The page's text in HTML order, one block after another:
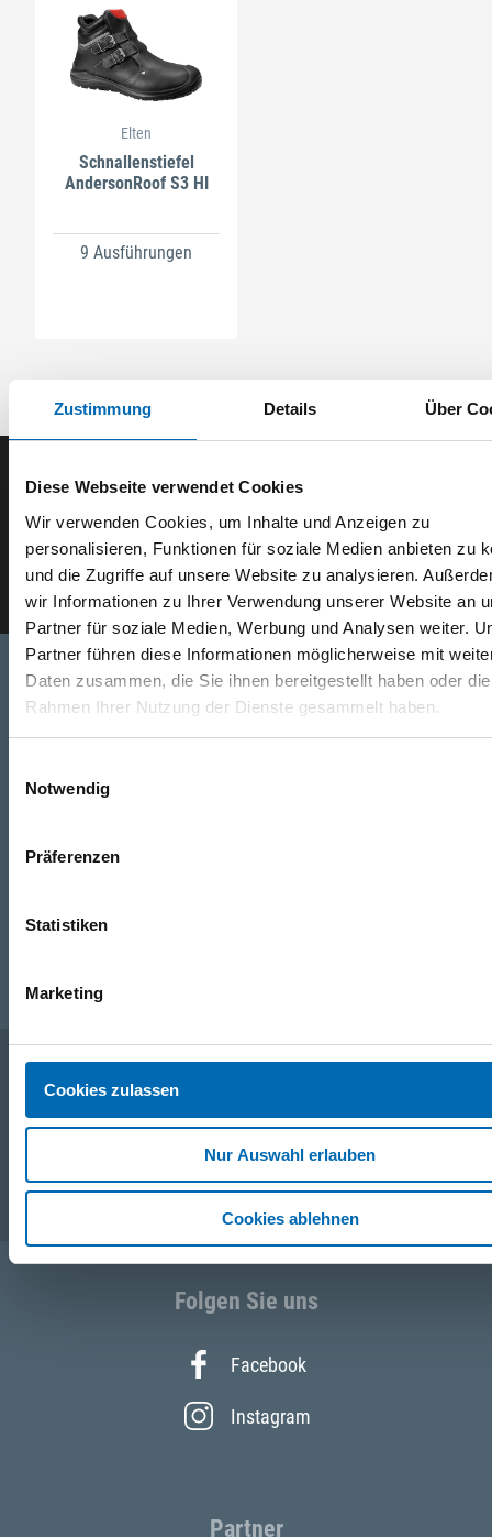
Zustimmung Details Über
Diese Webseite verwendet Cookies
Wir verwenden Cookies, um Inhalte und Anzeigen zu
personalisieren, Funktionen für soziale Medien anbieten zu
und die Zugriffe auf unsere Website zu analysieren.
wir Informationen zu Ihrer Verwendung unserer Website an
Partner für soziale Medien, Werbung und Analysen weiter.
Partner führen diese Informationen möglicherweise mit
Daten zusammen, die Sie ihnen bereitgestellt haben oder
Rahmen Ihrer Nutzung der Dienste gesammelt haben.
Notwendig
Präferenzen
Statistiken
Marketing
Cookies zulassen
Nur Auswahl erlauben
Cookies ablehnen
Elten
Schnallenstiefel
AndersonRoof S3 HI
9 Ausführungen
Der ODÖRFER Newsletter
E-Mail eingeben
Telefon
Unternehmen
Service
Folgen Sie uns
Facebook
Instagram
Partner